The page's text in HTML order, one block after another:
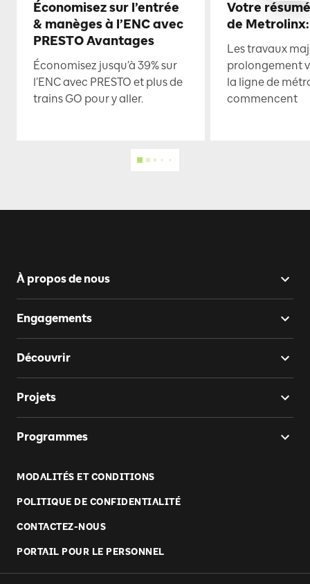
Économisez sur l’entrée
& manèges à l’ENC avec
PRESTO Avantages
Économisez jusqu’à 39% sur
l’ENC avec PRESTO et plus de
trains GO pour y aller.
Votre
de
Les travaux
prolongement
la ligne de
commencent
À propos de nous
Engagements
Découvrir
Projets
Programmes
MODALITÉS ET CONDITIONS
POLITIQUE DE CONFIDENTIALITÉ
CONTACTEZ-NOUS
PORTAIL POUR LE PERSONNEL